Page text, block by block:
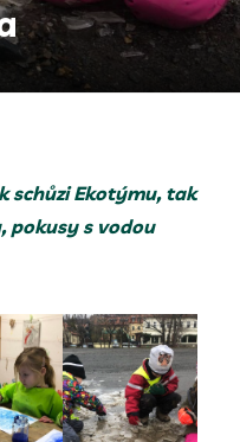
schůzi Ekotýmu, tak
pokusy s vodou